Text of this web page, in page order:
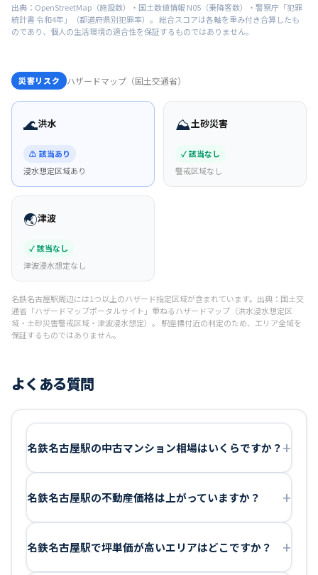
出典：OpenStreetMap（施設数）・国土数値情報 N05（乗降客数）・警察庁「犯罪
統計書 令和4年」（都道府県別犯罪率）。 総合スコアは各軸を重み付き合算したも
のであり、個人の生活環境の適合性を保証するものではありません。
災害リスク ハザードマップ（国土交通省）
🌊洪水
⚠ 該当あり
浸水想定区域あり
⛰️土砂災害
✓ 該当なし
警戒区域なし
🌏津波
✓ 該当なし
津波浸水想定なし
名鉄名古屋駅周辺には1つ以上のハザード指定区域が含まれています。 出典：国土交
通省「ハザードマップポータルサイト」重ねるハザードマップ（洪水浸水想定区
域・土砂災害警戒区域・津波浸水想定）。 駅座標付近の判定のため、エリア全域を
保証するものではありません。
よくある質問
名鉄名古屋駅の中古マンション相場はいくらですか？
名鉄名古屋駅の不動産価格は上がっていますか？
名鉄名古屋駅で坪単価が高いエリアはどこですか？